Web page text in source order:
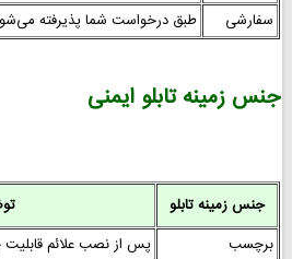
سفارشی
طبق درخواست شما پذیرفته
جنس زمینه تابلو ایمنی
جنس زمینه تابلو
برچسب
پس از نصب علائم قابلیت